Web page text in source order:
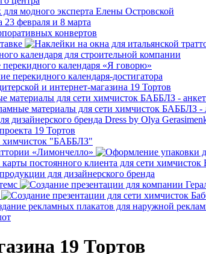
19 Тортов